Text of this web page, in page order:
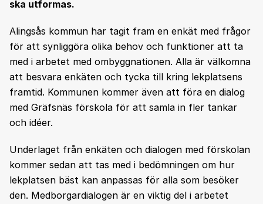
ska utformas.
Alingsås kommun har tagit fram en enkät med frågor
för att synliggöra olika behov och funktioner att ta
med i arbetet med ombyggnationen. Alla är välkomna
att besvara enkäten och tycka till kring lekplatsens
framtid. Kommunen kommer även att föra en dialog
med Gräfsnäs förskola för att samla in fler tankar
och idéer.
Underlaget från enkäten och dialogen med förskolan
kommer sedan att tas med i bedömningen om hur
lekplatsen bäst kan anpassas för alla som besöker
den. Medborgardialogen är en viktig del i arbetet